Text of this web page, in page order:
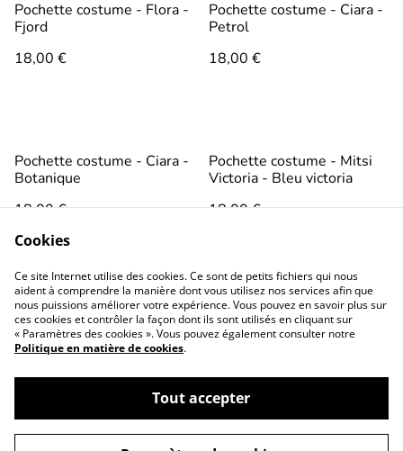
Pochette costume - Flora -
Fjord
18,00 €
Pochette costume - Ciara -
Petrol
18,00 €
Pochette costume - Ciara -
Botanique
18,00 €
Pochette costume - Mitsi
Victoria - Bleu victoria
18,00 €
Conditions générales
Politique de
confidentialité
Cookies
Ce site Internet utilise des cookies. Ce sont de petits fichiers qui nous
aident à comprendre la manière dont vous utilisez nos services afin que
nous puissions améliorer votre expérience. Vous pouvez en savoir plus sur
ces cookies et contrôler la façon dont ils sont utilisés en cliquant sur
« Paramètres des cookies ». Vous pouvez également consulter notre
Politique en matière de cookies.
Tout accepter